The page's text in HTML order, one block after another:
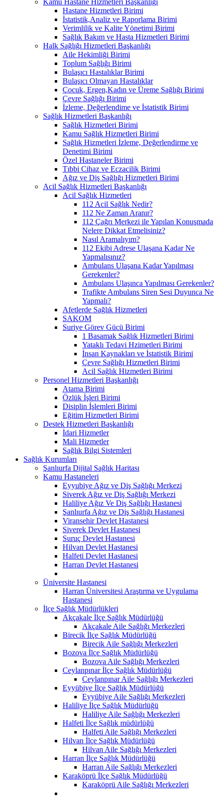
Hastane Hizmetleri Birimi
İstatistik,Analiz ve Raporlama Birimi
Verimlilik ve Kalite Yönetimi Birimi
Sağlık Bakım ve Hasta Hizmetleri Birimi
Halk Sağlığı Hizmetleri Başkanlığı
Aile Hekimliği Birimi
Toplum Sağlığı Birimi
Bulaşıcı Hastalıklar Birimi
Bulaşıcı Olmayan Hastalıklar
Çocuk, Ergen,Kadın ve Üreme Sağlığı Birimi
Çevre Sağlığı Birimi
İzleme, Değerlendime ve İstatistik Birimi
Sağlık Hizmetleri Başkanlığı
Sağlık Hizmetleri Birimi
Kamu Sağlık Hizmetleri Birimi
Sağlık Hizmetleri İzleme, Değerlendirme ve
Denetimi Birimi
Özel Hastaneler Birimi
Tıbbi Cihaz ve Eczacilik Birimi
Ağız ve Diş Sağlığı Hizmetleri Birimi
Acil Sağlık Hizmetleri Başkanlığı
Acil Sağlık Hizmetleri
112 Acil Sağlık Nedir?
112 Ne Zaman Aranır?
112 Çağrı Merkezi ile Yapılan Konuşmada
Nelere Dikkat Etmelisiniz?
Nasıl Aramalıyım?
112 Ekibi Adrese Ulaşana Kadar Ne
Yapmalısınız?
Ambulans Ulaşana Kadar Yapılması
Gerekenler?
Ambulans Ulaşınca Yapılması Gerekenler?
Trafikte Ambulans Siren Sesi Duyunca Ne
Yapmalı?
Afetlerde Sağlık Hizmetleri
SAKOM
Suriye Görev Gücü Birimi
1 Basamak Sağlık Hizmetleri Birimi
Yataklı Tedavi Hzimetleri Birimi
İnsan Kaynakları ve İstatistik Birimi
Çevre Sağlığı Hizmetleri Birimi
Acil Sağlık Hizmetleri Birimi
Personel Hizmetleri Başkanlığı
Atama Birimi
Özlük İşleri Birimi
Disiplin İşlemleri Birimi
Eğitim Hizmetleri Birimi
Destek Hizmetleri Başkanlığı
İdari Hizmetler
Mali Hizmetler
Sağlık Bilgi Sistemleri
Sağlık Kurumları
Şanlıurfa Dijital Sağlık Haritası
Kamu Hastaneleri
Eyyubiye Ağız ve Diş Sağlığı Merkezi
Siverek Ağız ve Diş Sağlığı Merkezi
Haliliye Ağız Ve Diş Sağlığı Hastanesi
Şanlıurfa Ağız ve Diş Sağlığı Hastanesi
Viransehir Devlet Hastanesi
Siverek Devlet Hastanesi
Suruç Devlet Hastanesi
Hilvan Devlet Hastanesi
Halfeti Devlet Hastanesi
Harran Devlet Hastanesi
Üniversite Hastanesi
Harran Üniversitesi Araştırma ve Uygulama
Hastanesi
İlçe Sağlık Müdürlükleri
Akçakale İlçe Sağlık Müdürlüğü
Akçakale Aile Sağlığı Merkezleri
Birecik İlçe Sağlık Müdürlüğü
Birecik Aile Sağlığı Merkezleri
Bozova İlçe Sağlık Müdürlüğü
Bozova Aile Sağlığı Merkezleri
Ceylanpınar İlçe Sağlık Müdürlüğü
Ceylanpınar Aile Sağlığı Merkezleri
Eyyübiye İlçe Sağlık Müdürlüğü
Eyyübiye Aile Sağlığı Merkezleri
Haliliye İlçe Sağlık Müdürlüğü
Haliliye Aile Sağlığı Merkezleri
Halfeti İlçe Sağlık müdürlüğü
Halfeti Aile Sağlığı Merkezleri
Hilvan İlçe Sağlık Müdürlüğü
Hilvan Aile Sağlığı Merkezleri
Harran İlçe Sağlık Müdürlüğü
Harran Aile Sağlığı Merkezleri
Karaköprü İlçe Sağlık Müdürlüğü
Karaköprü Aile Sağlığı Merkezleri